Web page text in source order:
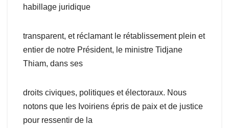
habillage juridique
transparent, et réclamant le rétablissement plein et
entier de notre Président, le ministre Tidjane
Thiam, dans ses
droits civiques, politiques et électoraux. Nous
notons que les Ivoiriens épris de paix et de justice
pour ressentir de la